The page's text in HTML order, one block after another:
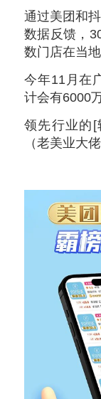
通过美团和
数据反馈，
数门店在当
今年11月在
计会有6000
领先行业的[
（老美业大